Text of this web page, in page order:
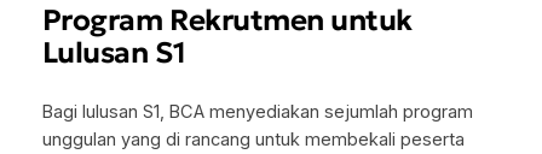
Program Rekrutmen untuk
Lulusan S1
Bagi lulusan S1, BCA menyediakan sejumlah program
unggulan yang di rancang untuk membekali peserta